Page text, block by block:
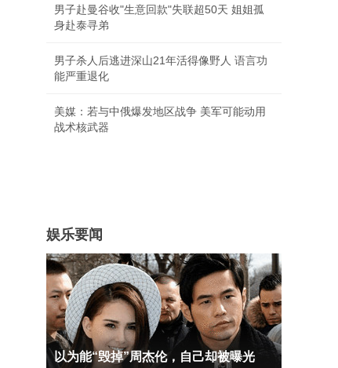
男子赴曼谷收"生意回款"失联超50天 姐姐孤
身赴泰寻弟
男子杀人后逃进深山21年活得像野人 语言功
能严重退化
美媒：若与中俄爆发地区战争 美军可能动用
战术核武器
娱乐要闻
以为能“毁掉”周杰伦，自己却被曝光